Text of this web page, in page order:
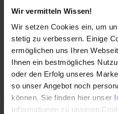
Wir vermitteln Wissen!
Wir setzen Cookies ein, um
stetig zu verbessern. Einige
ermöglichen uns Ihren
Ihnen ein bestmögliches
oder den Erfolg unseres
so unser Angebot noch
können. Sie finden hier unser
Informationen zu unseren
der Wirbelstrombremse
Systemsimulation betrachten.
Simulationsspezialisten
Reduktionsprozeduren
und thermische
elektromagnetische Modell
statisches Reduced Order
thermische Modell in ein
beiden ROMs tauschen dabei
Temperaturkoeffizienten aus